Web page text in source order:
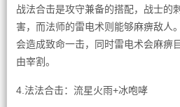
战法合击是攻守兼备的搭配，战士的
害，而法师的雷电术则能够麻痹敌人
会造成致命一击，同时雷电术会麻痹
由宰割。
4.法法合击：流星火雨+冰咆哮